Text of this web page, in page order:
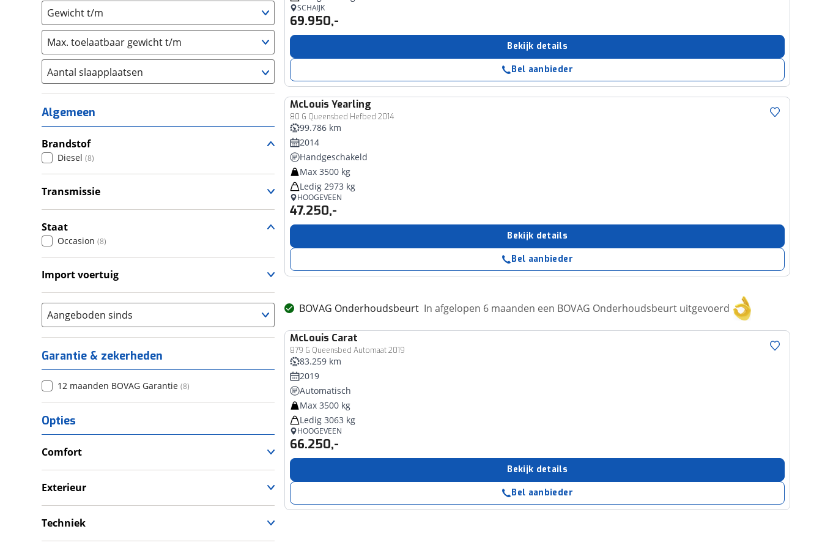
Gewicht t/m
Max. toelaatbaar gewicht t/m
Aantal slaapplaatsen
1 (0)
2 (0)
3 (1)
4 (5)
5 (1)
6+ (0)
Algemeen
Brandstof
Diesel (8)
Transmissie
Automatisch
Staat
Occasion (8)
Import voertuig
Aangeboden sinds
Garantie & zekerheden
12 maanden BOVAG Garantie (8)
Opties
Comfort
Douche
Verwarmde leefruimte
Exterieur
Fietsendrager
Techniek
SCHAIJK
69.950,-
Bekijk details
Bel aanbieder
McLouis Yearling
80 G Queensbed Hefbed 2014
99.786 km
2014
Handgeschakeld
Max 3500 kg
Ledig 2973 kg
HOOGEVEEN
47.250,-
Bekijk details
Bel aanbieder
BOVAG Onderhoudsbeurt In afgelopen 6 maanden een BOVAG Onderhoudsbeurt uitgevoerd
McLouis Carat
879 G Queensbed Automaat 2019
83.259 km
2019
Automatisch
Max 3500 kg
Ledig 3063 kg
HOOGEVEEN
66.250,-
Bekijk details
Bel aanbieder